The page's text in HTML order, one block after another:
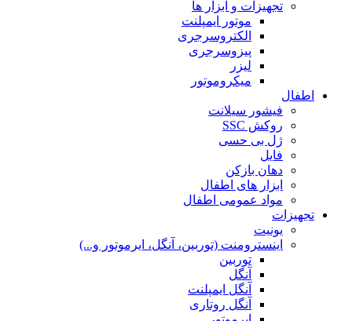
تجهیزات و ابزار ها
موتور ایمپلنت
الکتروسرجری
پیزوسرجری
لیزر
میکروموتور
اطفال
فیشور سیلانت
روکش SSC
ژل بی حسی
فایل
دهان بازکن
ابزار های اطفال
مواد عمومی اطفال
تجهیزات
یونیت
اینسترومنت (توربین، آنگل، ایرموتور و...)
توربین
آنگل
آنگل ایمپلنت
آنگل روتاری